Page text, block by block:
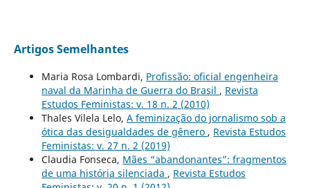
Artigos Semelhantes
Maria Rosa Lombardi, Profissão: oficial engenheira
naval da Marinha de Guerra do Brasil , Revista
Estudos Feministas: v. 18 n. 2 (2010)
Thales Vilela Lelo, A feminização do jornalismo sob a
ótica das desigualdades de gênero , Revista Estudos
Feministas: v. 27 n. 2 (2019)
Claudia Fonseca, Mães “abandonantes”: fragmentos
de uma história silenciada , Revista Estudos